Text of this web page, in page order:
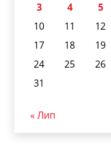
3
4 5
10
11 12
17
18 19
24
25 26
31
« Лип